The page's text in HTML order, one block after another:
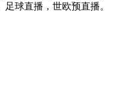
球直播，世欧预直播。